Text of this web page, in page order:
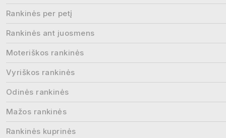
Rankinės per petį
Rankinės ant juosmens
Moteriškos rankinės
Vyriškos rankinės
Odinės rankinės
Mažos rankinės
Rankinės kuprinės